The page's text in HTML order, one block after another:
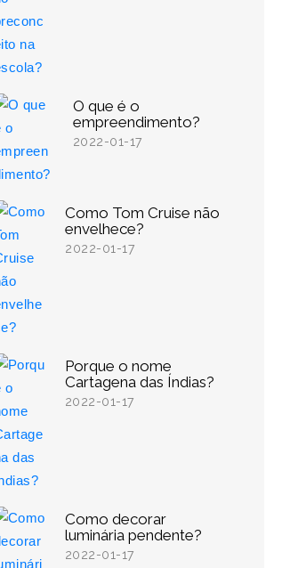
O que é o
empreendimento?
2022-01-17
Como Tom Cruise não
envelhece?
2022-01-17
Porque o nome
Cartagena das Índias?
2022-01-17
Como decorar
luminária pendente?
2022-01-17